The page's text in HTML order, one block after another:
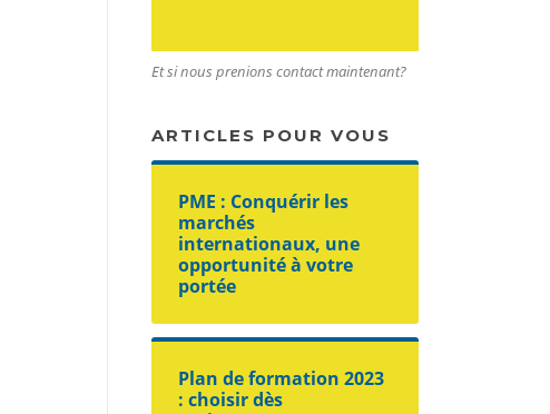
Et si nous prenions contact maintenant?
ARTICLES POUR VOUS
PME : Conquérir les
marchés
internationaux, une
opportunité à votre
portée
Plan de formation 2023
: choisir dès